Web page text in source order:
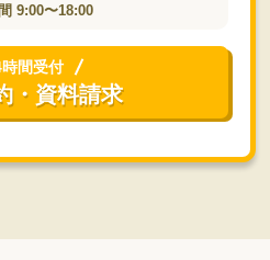
9:00〜18:00
間受付
・資料請求